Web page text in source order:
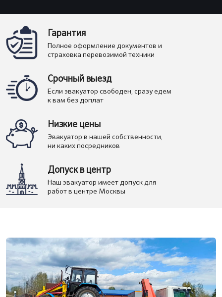
Гарантия
Полное оформление документов и
страховка перевозимой техники
Срочный выезд
Если эвакуатор свободен, сразу едем
к вам без доплат
Низкие цены
Эвакуатор в нашей собственности,
ни каких посредников
Допуск в центр
Наш эвакуатор имеет допуск для
работ в центре Москвы